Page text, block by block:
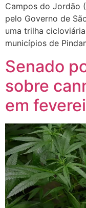
Campos do Jordão
pelo Governo de
uma trilha
municípios de
Senado
sobre
em